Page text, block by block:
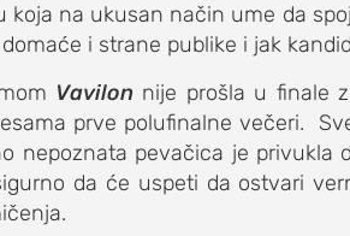
koja na ukusan način ume da
i strane publike i jak
Vavilonnije prošla u finale
prve polufinalne večeri.
nepoznata pevačica je privukla
da će uspeti da ostvari